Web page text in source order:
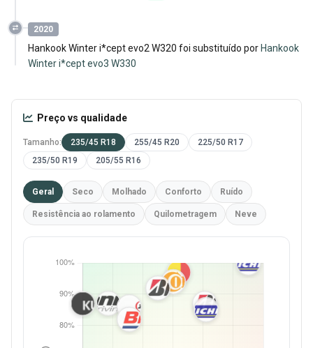
2020
Hankook Winter i*cept evo2 W320 foi substituído por Hankook
Winter i*cept evo3 W330
Preço vs qualidade
Tamanho: 235/45 R18 255/45 R20
225/50 R17
235/50 R19
205/55 R16
Geral Seco Molhado Conforto Ruído
Resistência ao rolamento Quilometragem Neve